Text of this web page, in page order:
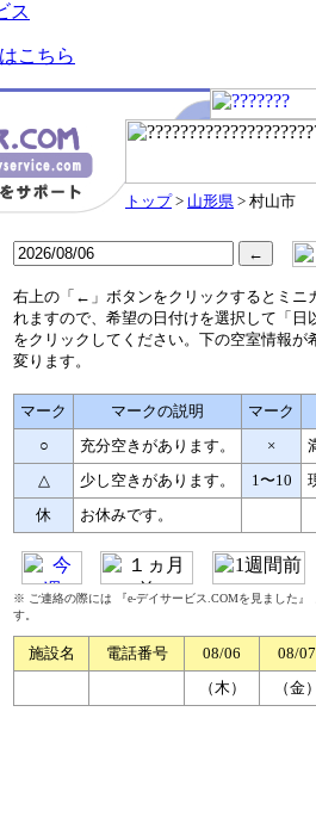
ス
こちら
トップ> 山形県 > 村山市
右上の「←」ボタンをクリックするとミニ
れますので、希望の日付けを選択して「日
をクリックしてください。下の空室情報が
変ります。
マーク マークの説明
マーク
○
充分空きがあります。 ×
△
少し空きがあります。 1〜10
休
お休みです。
※ ご連絡の際には 『e-デイサービス.COMを見ました
す。
施設名 電話番号 08/06
08/07
（木）
（金